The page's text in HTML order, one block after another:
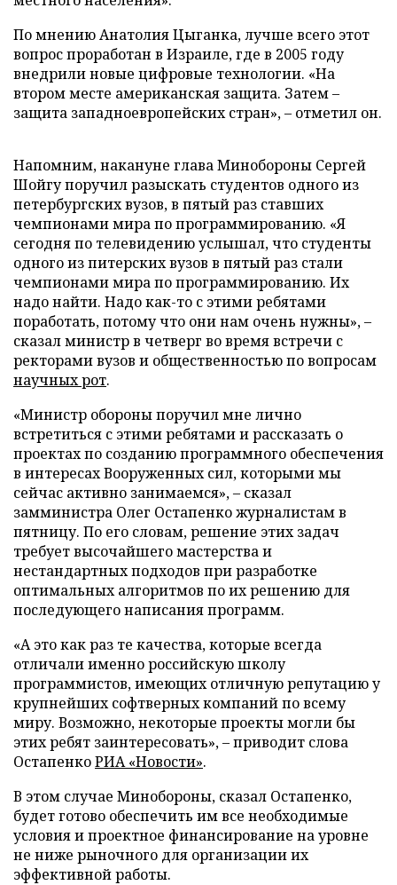
По мнению Анатолия Цыганка, лучше всего этот
вопрос проработан в Израиле, где в 2005 году
внедрили новые цифровые технологии. «На
втором месте американская защита. Затем –
защита западноевропейских стран», – отметил он.
Напомним, накануне глава Минобороны Сергей
Шойгу поручил разыскать студентов одного из
петербургских вузов, в пятый раз ставших
чемпионами мира по программированию. «Я
сегодня по телевидению услышал, что студенты
одного из питерских вузов в пятый раз стали
чемпионами мира по программированию. Их
надо найти. Надо как-то с этими ребятами
поработать, потому что они нам очень нужны», –
сказал министр в четверг во время встречи с
ректорами вузов и общественностью по вопросам
научных рот.
«Министр обороны поручил мне лично
встретиться с этими ребятами и рассказать о
проектах по созданию программного обеспечения
в интересах Вооруженных сил, которыми мы
сейчас активно занимаемся», – сказал
замминистра Олег Остапенко журналистам в
пятницу. По его словам, решение этих задач
требует высочайшего мастерства и
нестандартных подходов при разработке
оптимальных алгоритмов по их решению для
последующего написания программ.
«А это как раз те качества, которые всегда
отличали именно российскую школу
программистов, имеющих отличную репутацию у
крупнейших софтверных компаний по всему
миру. Возможно, некоторые проекты могли бы
этих ребят заинтересовать»,– приводит слова
ОстапенкоРИА «Новости».
В этом случае Минобороны, сказал Остапенко,
будет готово обеспечить им все необходимые
условия и проектное финансирование на уровне
не ниже рыночного для организации их
эффективной работы.